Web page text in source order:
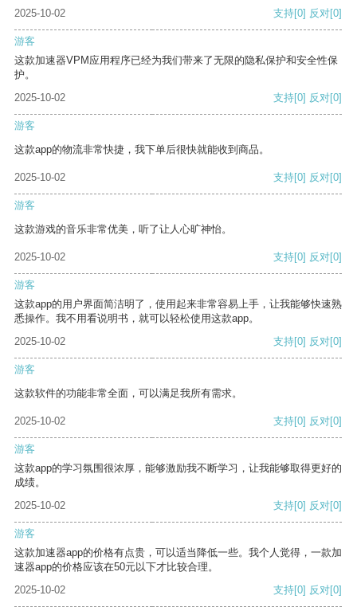
2025-10-02
支持[0] 反对[0]
游客
这款加速器VPM应用程序已经为我们带来了无限的隐私保护和安全性保
护。
2025-10-02
支持[0] 反对[0]
游客
这款app的物流非常快捷，我下单后很快就能收到商品。
2025-10-02 支持[0] 反对[0]
游客
这款游戏的音乐非常优美，听了让人心旷神怡。
2025-10-02 支持[0] 反对[0]
游客
这款app的用户界面简洁明了，使用起来非常容易上手，让我能够快速熟
悉操作。我不用看说明书，就可以轻松使用这款app。
2025-10-02
支持[0] 反对[0]
游客
这款软件的功能非常全面，可以满足我所有需求。
2025-10-02 支持[0] 反对[0]
游客
这款app的学习氛围很浓厚，能够激励我不断学习，让我能够取得更好的
成绩。
2025-10-02
支持[0] 反对[0]
游客
这款加速器app的价格有点贵，可以适当降低一些。我个人觉得，一款加
速器app的价格应该在50元以下才比较合理。
2025-10-02
支持[0] 反对[0]